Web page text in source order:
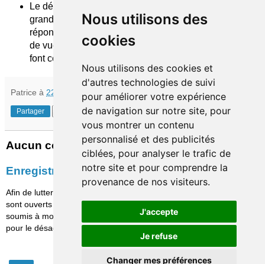
Nous utilisons des
cookies
Nous utilisons des cookies et
d'autres technologies de suivi
pour améliorer votre expérience
de navigation sur notre site, pour
vous montrer un contenu
personnalisé et des publicités
ciblées, pour analyser le trafic de
notre site et pour comprendre la
provenance de nos visiteurs.
J'accepte
Je refuse
Changer mes préférences
Le développement des agences internet dans les
grandes banques traditionnelles semblent
répondre à une attente mais il ne faut pas perdre
de vue l'objectif d'économies des français qui
font ce choix.
Patrice à 22:10
Partager
Aucun commentaire:
Enregistrer un commentaire
Afin de lutter contre le spam, les commentaires ne
sont ouverts qu'aux personnes identifiées et sont
soumis à modération (je suis sincèrement désolé
pour le désagrément causé…)